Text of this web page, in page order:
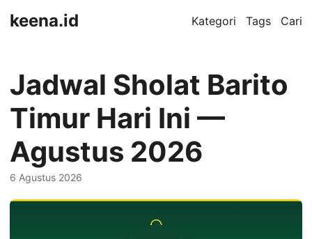
keena.id Kategori Tags Cari
Jadwal Sholat Barito
Timur Hari Ini —
Agustus 2026
6 Agustus 2026